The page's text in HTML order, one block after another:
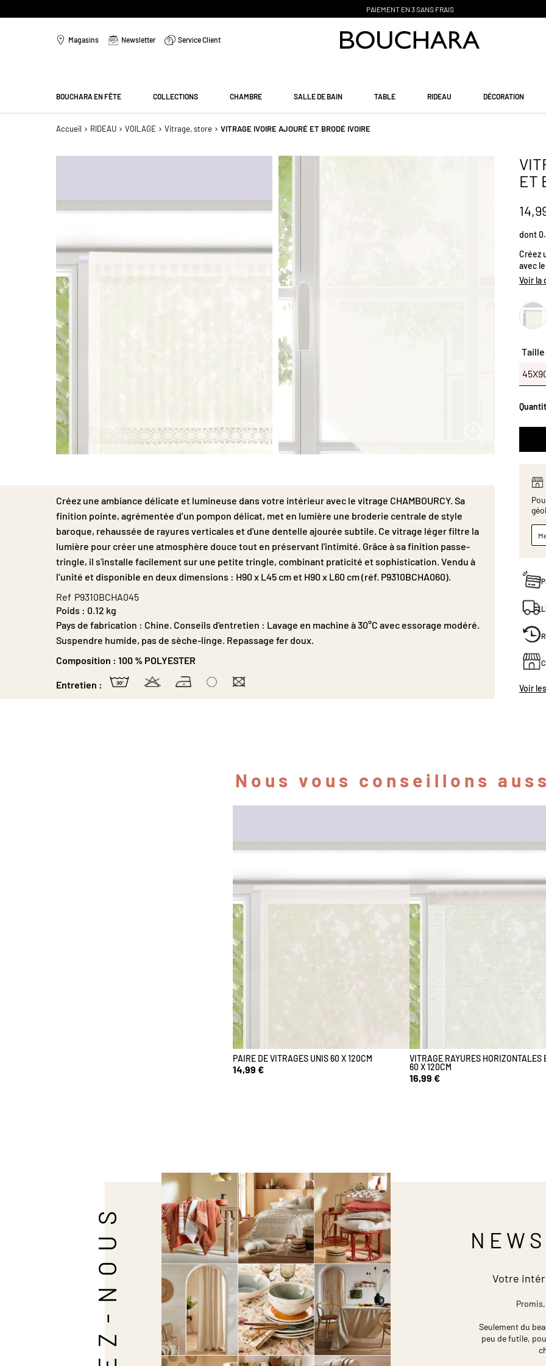
PAIEMENT EN 3 SANS FRAIS
Magasins Newsletter Service Client
BOUCHARA EN FÊTE COLLECTIONS CHAMBRE SALLE DE BAIN TABLE RIDEAU DÉCORATION
Accueil RIDEAU VOILAGE Vitrage, store VITRAGE IVOIRE AJOURÉ ET BRODÉ IVOIRE
la
Galerie
d’images
ET
dont
Créez
avec
d’un
style
(réf.
Voir la
Taille
Voir
Créez une ambiance délicate et lumineuse dans votre intérieur avec le vitrage CHAMBOURCY. Sa
finition pointe, agrémentée d’un pompon délicat, met en lumière une broderie centrale de style
baroque, rehaussée de rayures verticales et d'une dentelle ajourée subtile. Ce vitrage léger filtre la
lumière pour créer une atmosphère douce tout en préservant l'intimité. Grâce à sa finition passe-
tringle, il s'installe facilement sur une petite tringle, combinant praticité et sophistication. Vendu à
l’unité et disponible en deux dimensions : H90 x L45 cm et H90 x L60 cm (réf. P9310BCHA060).
Ref P9310BCHA045
Poids : 0.12 kg
Pays de fabrication : Chine. Conseils d'entretien : Lavage en machine à 30°C avec essorage modéré.
Suspendre humide, pas de sèche-linge. Repassage fer doux.
Composition : 100 % POLYESTER
Entretien :
Nous vous conseillons
PAIRE DE VITRAGES UNIS 60 X 120CM
14,99 €
VITRAGE RAYURES HORIZONTALES
60 X 120CM
16,99 €
Votre
Seulement du
peu de futile,